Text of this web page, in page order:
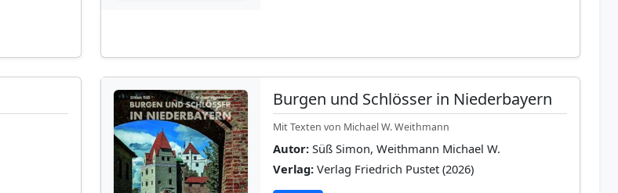
Burgen und Schlösser in Niederbayern
Mit Texten von Michael W. Weithmann
Autor: Süß Simon, Weithmann Michael W.
Verlag: Verlag Friedrich Pustet (2026)